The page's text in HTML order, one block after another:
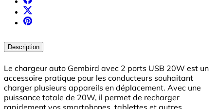
Description
Le chargeur auto Gembird avec 2 ports USB 20W est un
accessoire pratique pour les conducteurs souhaitant
charger plusieurs appareils en déplacement. Avec une
puissance totale de 20W, il permet de recharger